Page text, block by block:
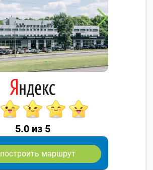
5.0 из 5
построить маршрут